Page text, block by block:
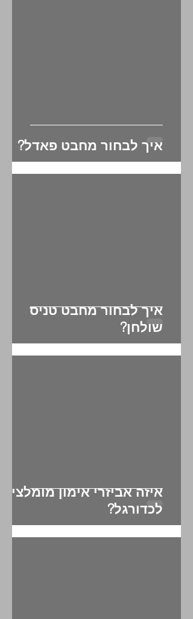
איך לבחור מחבט פאדל?
איך לבחור מחבט טניס
שולחן?
איזה אביזרי אימון מומלצים
לכדורגל?